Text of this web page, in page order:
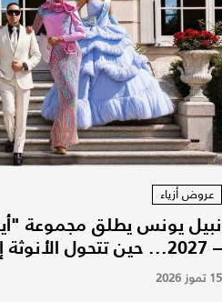
عروض أزياء
– 2027... حين تتحول الأنوثة إلى عمل فني
15 تموز 2026